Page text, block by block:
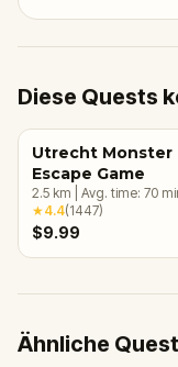
Diese Quests
Utrecht Monster
Escape Game
2.5 km Avg. time: 70
★4.4(1447)
$9.99
Ähnliche